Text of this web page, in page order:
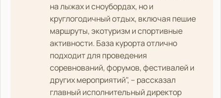
на лыжах и сноубордах, но и
круглогодичный отдых, включая пешие
маршруты, экотуризм и спортивные
активности. База курорта отлично
подходит для проведения
соревнований, форумов, фестивалей и
других мероприятий", – рассказал
главный исполнительный директор